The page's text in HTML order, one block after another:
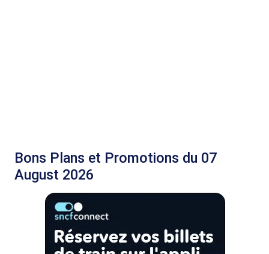
Bons Plans et Promotions du 07
August 2026